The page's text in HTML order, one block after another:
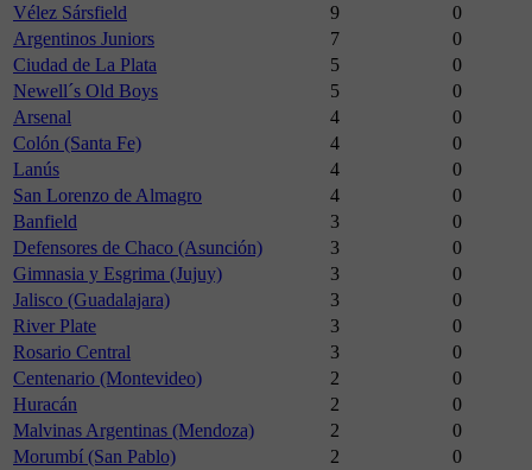
Vélez Sársfield
9
0
Argentinos Juniors
7
0
Ciudad de La Plata
5
0
Newell´s Old Boys
5
0
Arsenal
4
0
Colón (Santa Fe)
4
0
Lanús
4
0
San Lorenzo de Almagro
4
0
Banfield
3
0
Defensores de Chaco (Asunción)
3
0
Gimnasia y Esgrima (Jujuy)
3
0
Jalisco (Guadalajara)
3
0
River Plate
3
0
Rosario Central
3
0
Centenario (Montevideo)
2
0
Huracán
2
0
Malvinas Argentinas (Mendoza)
2
0
Morumbí (San Pablo)
2
0